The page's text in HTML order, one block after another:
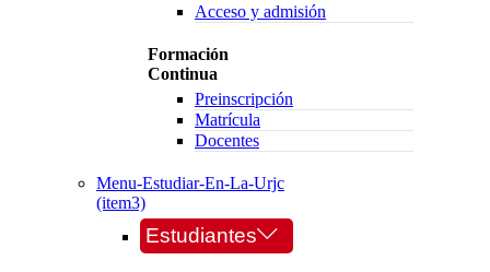
Acceso y admisión
Formación
Continua
Preinscripción
Matrícula
Docentes
Menu-Estudiar-En-La-Urjc
(item3)
Estudiantes